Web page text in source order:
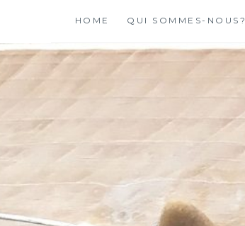
content
HOME QUI SOMMES-NOUS?